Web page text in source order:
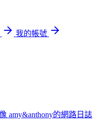
我的帳號
amy&anthony的網路日誌